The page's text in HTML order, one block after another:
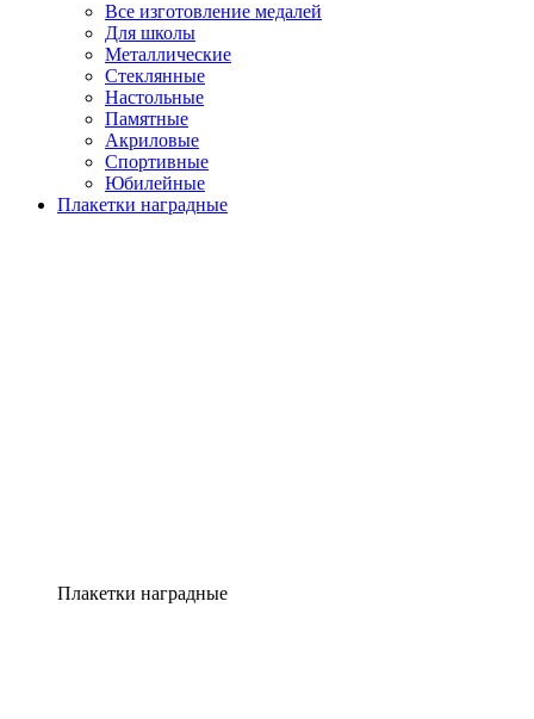
Все изготовление медалей
Для школы
Металлические
Стеклянные
Настольные
Памятные
Акриловые
Спортивные
Юбилейные
Плакетки наградные
Плакетки наградные